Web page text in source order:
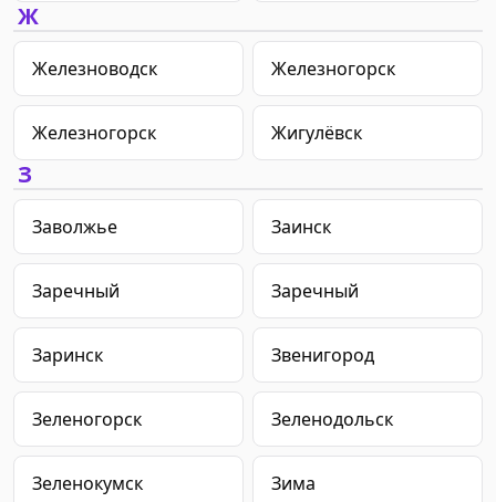
Ж
Железноводск Железногорск
Железногорск Жигулёвск
З
Заволжье Заинск
Заречный Заречный
Заринск Звенигород
Зеленогорск Зеленодольск
Зеленокумск Зима